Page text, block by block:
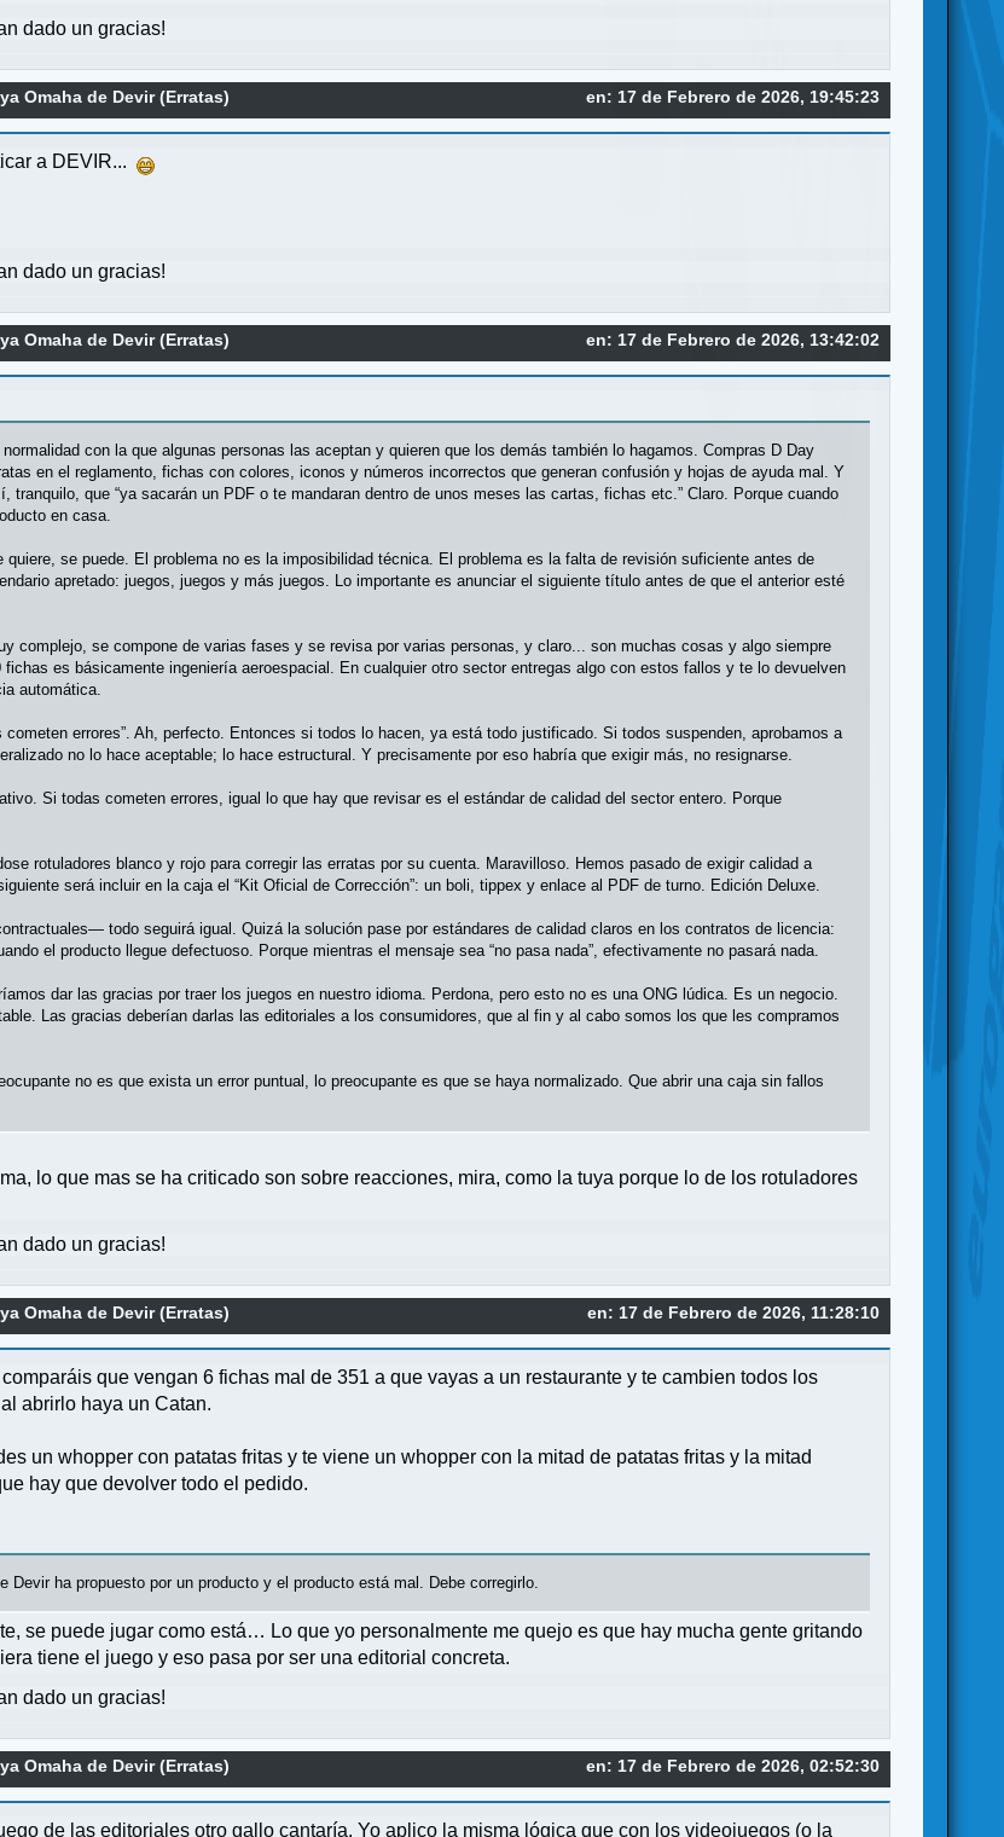
dado un gracias!
en: 17 de Febrero de 2026, 19:45:23
Omaha de Devir (Erratas)
a DEVIR...
dado un gracias!
en: 17 de Febrero de 2026, 13:42:02
Omaha de Devir (Erratas)
con la que algunas personas las aceptan y quieren que los demás también lo hagamos. Compras D Day
en el reglamento, fichas con colores, iconos y números incorrectos que generan confusión y hojas de ayuda mal. Y
que “ya sacarán un PDF o te mandaran dentro de unos meses las cartas, fichas etc.” Claro. Porque cuando
en casa.
se puede. El problema no es la imposibilidad técnica. El problema es la falta de revisión suficiente antes de
apretado: juegos, juegos y más juegos. Lo importante es anunciar el siguiente título antes de que el anterior esté
complejo, se compone de varias fases y se revisa por varias personas, y claro... son muchas cosas y algo siempre
es básicamente ingeniería aeroespacial. En cualquier otro sector entregas algo con estos fallos y te lo devuelven
automática.
errores”. Ah, perfecto. Entonces si todos lo hacen, ya está todo justificado. Si todos suspenden, aprobamos a
no lo hace aceptable; lo hace estructural. Y precisamente por eso habría que exigir más, no resignarse.
Si todas cometen errores, igual lo que hay que revisar es el estándar de calidad del sector entero. Porque
rotuladores blanco y rojo para corregir las erratas por su cuenta. Maravilloso. Hemos pasado de exigir calidad a
será incluir en la caja el “Kit Oficial de Corrección”: un boli, tippex y enlace al PDF de turno. Edición Deluxe.
todo seguirá igual. Quizá la solución pase por estándares de calidad claros en los contratos de licencia:
el producto llegue defectuoso. Porque mientras el mensaje sea “no pasa nada”, efectivamente no pasará nada.
dar las gracias por traer los juegos en nuestro idioma. Perdona, pero esto no es una ONG lúdica. Es un negocio.
Las gracias deberían darlas las editoriales a los consumidores, que al fin y al cabo somos los que les compramos
no es que exista un error puntual, lo preocupante es que se haya normalizado. Que abrir una caja sin fallos
lo que mas se ha criticado son sobre reacciones, mira, como la tuya porque lo de los rotuladores
dado un gracias!
en: 17 de Febrero de 2026, 11:28:10
Omaha de Devir (Erratas)
que vengan 6 fichas mal de 351 a que vayas a un restaurante y te cambien todos los
abrirlo haya un Catan.
un whopper con patatas fritas y te viene un whopper con la mitad de patatas fritas y la mitad
hay que devolver todo el pedido.
ha propuesto por un producto y el producto está mal. Debe corregirlo.
se puede jugar como está… Lo que yo personalmente me quejo es que hay mucha gente gritando
tiene el juego y eso pasa por ser una editorial concreta.
dado un gracias!
en: 17 de Febrero de 2026, 02:52:30
Omaha de Devir (Erratas)
de las editoriales otro gallo cantaría. Yo aplico la misma lógica que con los videojuegos (o la